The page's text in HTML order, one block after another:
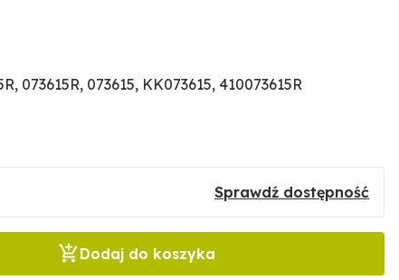
073615R, 073615, KK073615, 410073615R
Sprawdź dostępność
Dodaj do koszyka